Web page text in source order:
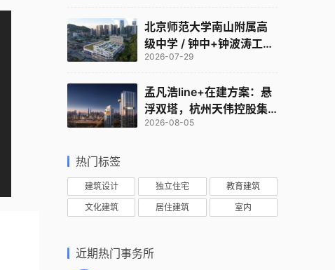
北京师范大学南山附属高
级中学 / 钟中+钟波涛工作
室
2026-07-29
孟凡浩line+在建方案：悬
浮双塔，杭州天伟控股集
团总部
2026-08-05
热门标签
建筑设计 独立住宅 教育建筑
文化建筑 居住建筑 室内
近期热门事务所